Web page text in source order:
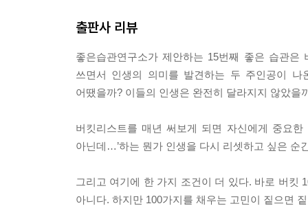
출판사 리뷰
좋은습관연구소가 제안하는 15번째 좋은 습관
쓰면서 인생의 의미를 발견하는 두 주인공이
어땠을까? 이들의 인생은 완전히 달라지지 않았을
버킷리스트를 매년 써보게 되면 자신에게 중요
아닌데…’하는 뭔가 인생을 다시 리셋하고 싶은 순
그리고 여기에 한 가지 조건이 더 있다. 바로 버킷
아니다. 하지만 100가지를 채우는 고민이 짙으면